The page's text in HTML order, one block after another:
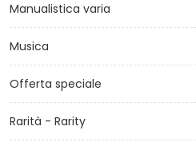
Manualistica varia
Musica
Offerta speciale
Rarità - Rarity